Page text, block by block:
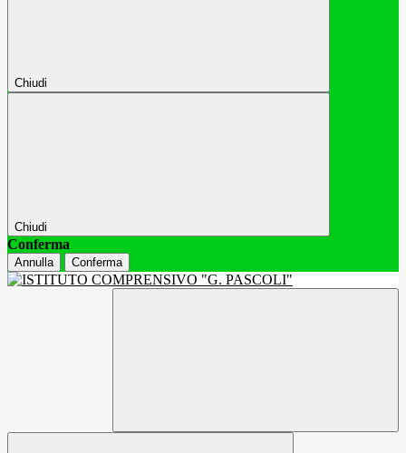
Chiudi
Chiudi
Conferma
Annulla Conferma